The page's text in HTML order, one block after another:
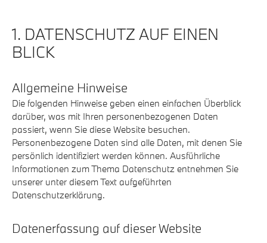
1. DATENSCHUTZ AUF EINEN
BLICK
Allgemeine Hinweise
Die folgenden Hinweise geben einen einfachen Überblick
darüber, was mit Ihren personenbezogenen Daten
passiert, wenn Sie diese Website besuchen.
Personenbezogene Daten sind alle Daten, mit denen Sie
persönlich identifiziert werden können. Ausführliche
Informationen zum Thema Datenschutz entnehmen Sie
unserer unter diesem Text aufgeführten
Datenschutzerklärung.
Datenerfassung auf dieser Website